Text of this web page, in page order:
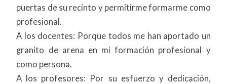
puertas de su recinto y permitirme formarme como
profesional.
A los docentes: Porque todos me han aportado un
granito de arena en mi formación profesional y
como persona.
A los profesores: Por su esfuerzo y dedicación,